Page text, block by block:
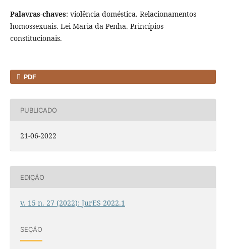
Palavras-chaves: violência doméstica. Relacionamentos
homossexuais. Lei Maria da Penha. Princípios
constitucionais.
PDF
PUBLICADO
21-06-2022
EDIÇÃO
v. 15 n. 27 (2022): JurES 2022.1
SEÇÃO